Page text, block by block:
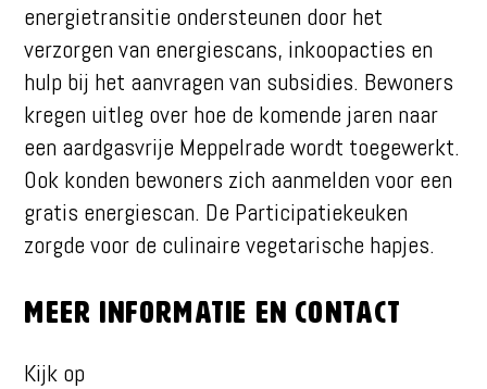
energietransitie ondersteunen door het
verzorgen van energiescans, inkoopacties en
hulp bij het aanvragen van subsidies. Bewoners
kregen uitleg over hoe de komende jaren naar
een aardgasvrije Meppelrade wordt toegewerkt.
Ook konden bewoners zich aanmelden voor een
gratis energiescan. De Participatiekeuken
zorgde voor de culinaire vegetarische hapjes.
Meer informatie en contact
Kijk op